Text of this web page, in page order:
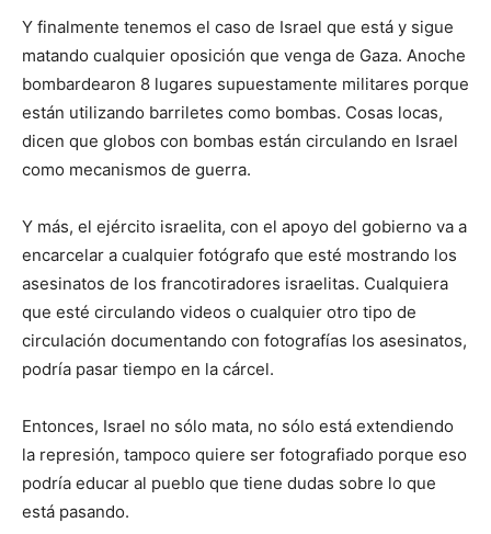
Y finalmente tenemos el caso de Israel que está y sigue
matando cualquier oposición que venga de Gaza. Anoche
bombardearon 8 lugares supuestamente militares porque
están utilizando barriletes como bombas. Cosas locas,
dicen que globos con bombas están circulando en Israel
como mecanismos de guerra.
Y más, el ejército israelita, con el apoyo del gobierno va a
encarcelar a cualquier fotógrafo que esté mostrando los
asesinatos de los francotiradores israelitas. Cualquiera
que esté circulando videos o cualquier otro tipo de
circulación documentando con fotografías los asesinatos,
podría pasar tiempo en la cárcel.
Entonces, Israel no sólo mata, no sólo está extendiendo
la represión, tampoco quiere ser fotografiado porque eso
podría educar al pueblo que tiene dudas sobre lo que
está pasando.